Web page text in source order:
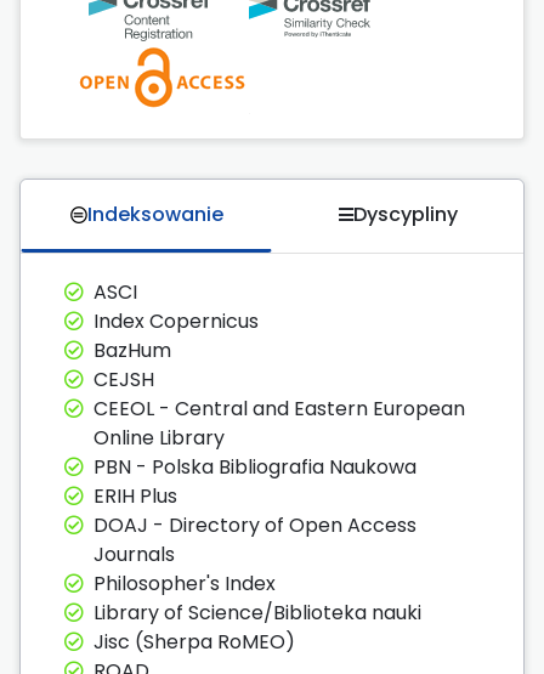
Indeksowanie Dyscypliny
ASCI
Index Copernicus
BazHum
CEJSH
CEEOL - Central and Eastern European
Online Library
PBN - Polska Bibliografia Naukowa
ERIH Plus
DOAJ - Directory of Open Access
Journals
Philosopher's Index
Library of Science/Biblioteka nauki
Jisc (Sherpa RoMEO)